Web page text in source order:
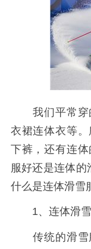
我们平常穿
衣裙连体衣等
下裤，还有连
服好还是连体
什么是连体滑雪
1、连体滑雪
传统的滑雪